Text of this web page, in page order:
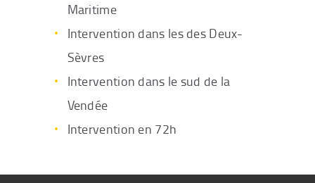
Maritime
Intervention dans les des Deux-
Sèvres
Intervention dans le sud de la
Vendée
Intervention en 72h